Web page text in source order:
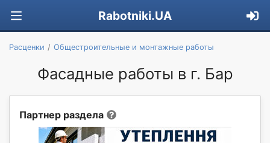
Rabotniki.UA
Расценки Общестроительные и монтажные работы
Фасадные работы в г. Бар
Партнер раздела